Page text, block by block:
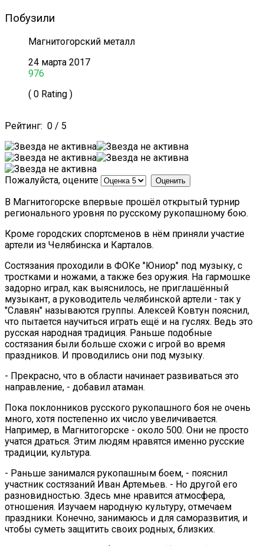
Побузили
Магнитогорский металл
24 марта 2017
976
( 0 Rating )
Рейтинг: 0 / 5
Пожалуйста, оцените
В Магнитогорске впервые прошёл открытый турнир
регионального уровня по русскому рукопашному бою.
Кроме городских спортсменов в нём приняли участие
артели из Челябинска и Карталов.
Состязания проходили в ФОКе "Юниор" под музыку, с
тростками и ножами, а также без оружия. На гармошке
задорно играл, как выяснилось, не приглашённый
музыкант, а руководитель челябинской артели - так у
"Славян" называются группы. Алексей Ковтун пояснил,
что пытается научиться играть ещё и на гуслях. Ведь это
русская народная традиция. Раньше подобные
состязания были больше схожи с игрой во время
праздников. И проводились они под музыку.
- Прекрасно, что в области начинает развиваться это
направление, - добавил атаман.
Пока поклонников русского рукопашного боя не очень
много, хотя постепенно их число увеличивается.
Например, в Магнитогорске - около 500. Они не просто
учатся драться. Этим людям нравятся именно русские
традиции, культура.
- Раньше занимался рукопашным боем, - пояснил
участник состязаний Иван Артемьев. - Но другой его
разновидностью. Здесь мне нравится атмосфера,
отношения. Изучаем народную культуру, отмечаем
праздники. Конечно, занимаюсь и для саморазвития, и
чтобы суметь защитить своих родных, близких.